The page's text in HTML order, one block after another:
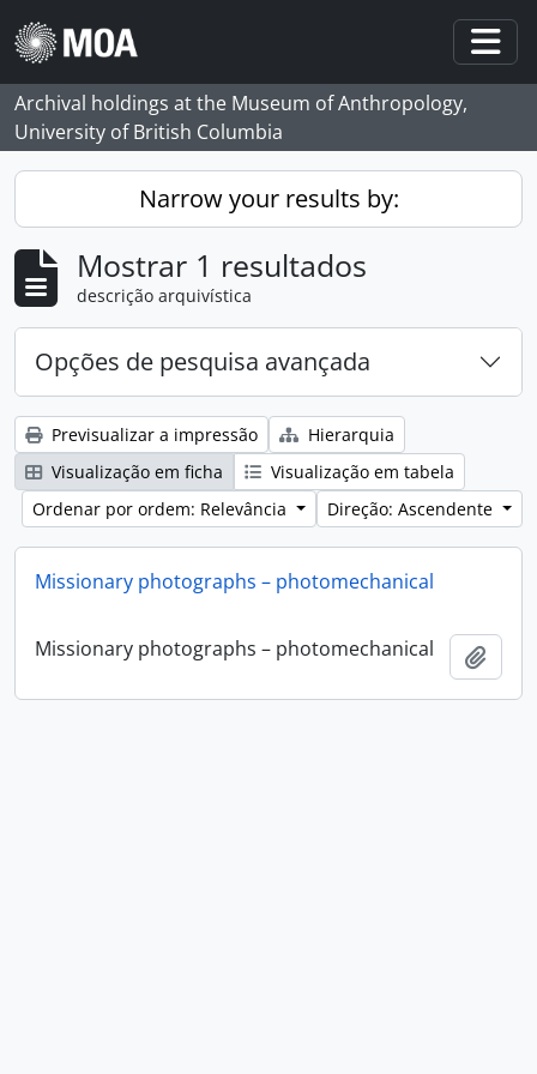
Skip to main content
Archival holdings at the Museum of Anthropology,
University of British Columbia
Narrow your results by:
Mostrar 1 resultados
descrição arquivística
Opções de pesquisa avançada
Previsualizar a impressão
Hierarquia
Visualização em ficha
Visualização em tabela
Ordenar por ordem: Relevância
Direção: Ascendente
Missionary photographs – photomechanical
Missionary photographs – photomechanical